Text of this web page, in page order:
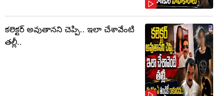
కలెక్టర్‌ అవుతానని చెప్పి.. ఇలా చేశావేంటి
తల్లీ..